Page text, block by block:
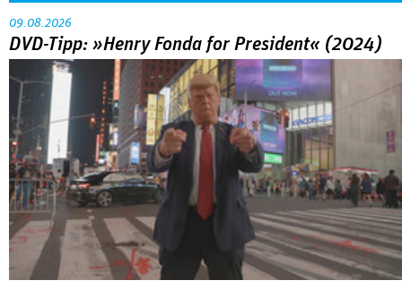
09.08.2026
DVD-Tipp: »Henry Fonda for President« (2024)